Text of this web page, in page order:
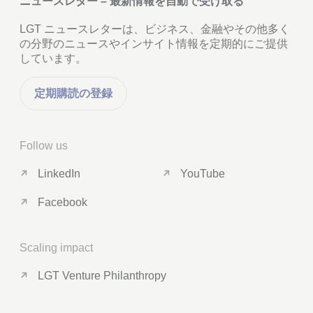
LGT ニュースレターは、ビジネス、金融やその他多く
の分野のニュースやインサイト情報を定期的にご提供
しています。
定期購読の登録
Follow us
LinkedIn
Facebook
YouTube
Scaling impact
LGT Venture Philanthropy